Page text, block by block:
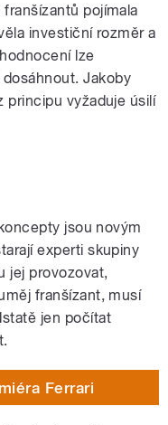
pojímala
investiční rozměr a
lze
Jakoby
principu vyžaduje úsilí
jsou novým
experti skupiny
jej provozovat,
franšízant, musí
jen počítat
Ferrari